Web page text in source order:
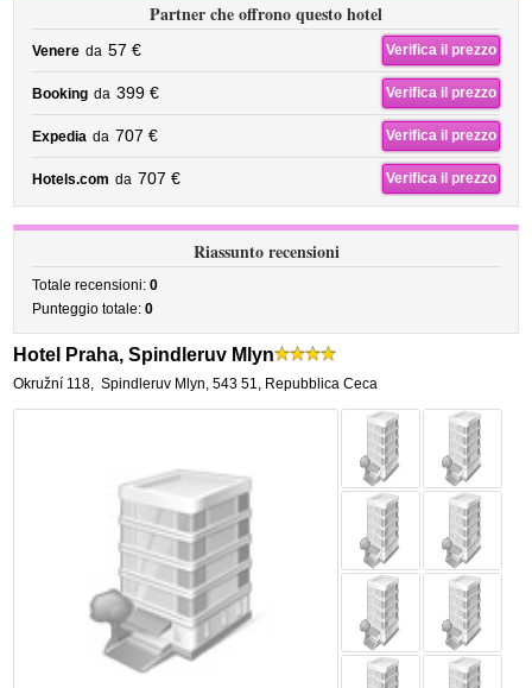
Partner che offrono questo hotel
Venere da 57 € Verifica il prezzo
Booking da 399 € Verifica il prezzo
Expedia da 707 € Verifica il prezzo
Hotels.com da 707 € Verifica il prezzo
Riassunto recensioni
Totale recensioni:0
Punteggio totale:0
Hotel Praha, Spindleruv Mlyn
Okružní 118, Spindleruv Mlyn,543 51, Repubblica Ceca